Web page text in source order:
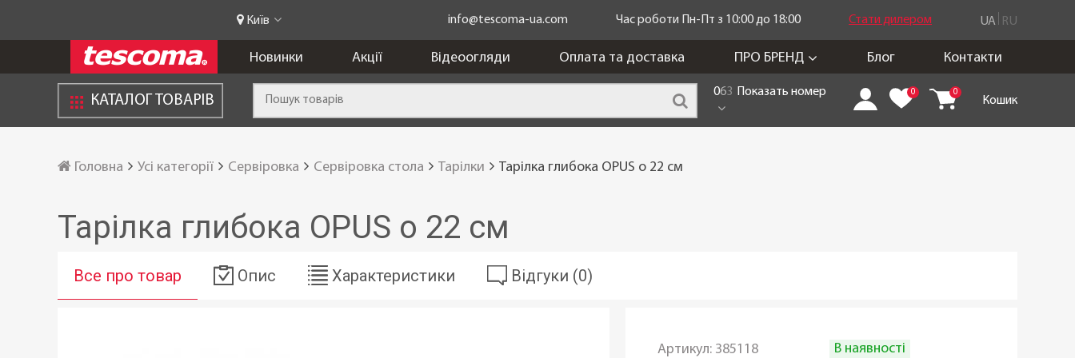
Київ info@tescoma-ua.com Час роботи Пн-Пт з 10:00 до 18:00 Стати дилером UA RU
Новинки Акції Відеоогляди Оплата та доставка ПРО БРЕНД Блог Контакти
КАТАЛОГ ТОВАРІВ
063 Показать номер 0 0
Кошик
Головна Усі категорії Сервіровка Сервіровка стола Тарілки Тарілка глибока OPUS o 22 см
Тарілка глибока OPUS o 22 см
Все про товар Опис Характеристики Відгуки (0)
Артикул: 385118 В наявності